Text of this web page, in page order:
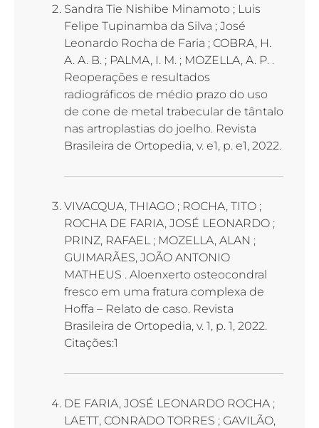
Sandra Tie Nishibe Minamoto ; Luis
Felipe Tupinamba da Silva ; José
Leonardo Rocha de Faria ; COBRA, H.
A. A. B. ; PALMA, I. M. ; MOZELLA, A. P. .
Reoperações e resultados
radiográficos de médio prazo do uso
de cone de metal trabecular de tântalo
nas artroplastias do joelho. Revista
Brasileira de Ortopedia, v. e1, p. e1, 2022.
VIVACQUA, THIAGO ; ROCHA, TITO ;
ROCHA DE FARIA, JOSÉ LEONARDO ;
PRINZ, RAFAEL ; MOZELLA, ALAN ;
GUIMARÃES, JOÃO ANTONIO
MATHEUS . Aloenxerto osteocondral
fresco em uma fratura complexa de
Hoffa – Relato de caso. Revista
Brasileira de Ortopedia, v. 1, p. 1, 2022.
Citações:1
DE FARIA, JOSÉ LEONARDO ROCHA ;
LAETT, CONRADO TORRES ; GAVILÃO,